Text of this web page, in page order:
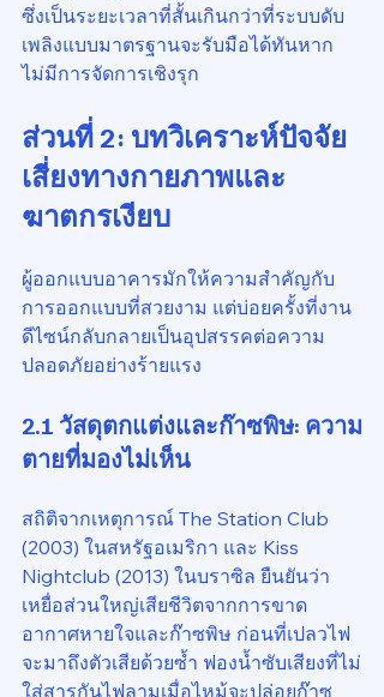
ซึ่งเป็นระยะเวลาที่สั้นเกินกว่าที่ระบบดับ
เพลิงแบบมาตรฐานจะรับมือได้ทันหาก
ไม่มีการจัดการเชิงรุก
ส่วนที่ 2: บทวิเคราะห์ปัจจัย
เสี่ยงทางกายภาพและ
ฆาตกรเงียบ
ผู้ออกแบบอาคารมักให้ความสำคัญกับ
การออกแบบที่สวยงาม แต่บ่อยครั้งที่งาน
ดีไซน์กลับกลายเป็นอุปสรรคต่อความ
ปลอดภัยอย่างร้ายแรง
2.1 วัสดุตกแต่งและก๊าซพิษ: ความ
ตายที่มองไม่เห็น
สถิติจากเหตุการณ์ The Station Club
(2003) ในสหรัฐอเมริกา และ Kiss
Nightclub (2013) ในบราซิล ยืนยันว่า
เหยื่อส่วนใหญ่เสียชีวิตจากการขาด
อากาศหายใจและก๊าซพิษ ก่อนที่เปลวไฟ
จะมาถึงตัวเสียด้วยซ้ำ ฟองน้ำซับเสียงที่ไม่
ใส่สารกันไฟลามเมื่อไหม้จะปล่อยก๊าซ